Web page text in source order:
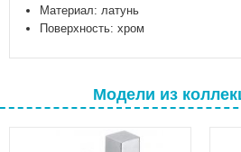
Материал: латунь
Поверхность: хром
Модели из